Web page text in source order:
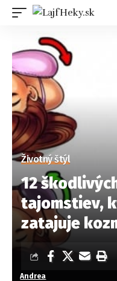
Životný štýl
12
tajomstiev,
zatajuje
Andrea